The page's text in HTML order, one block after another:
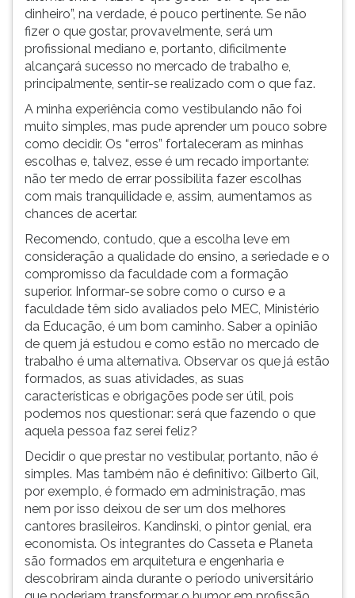
dinheiro”, na verdade, é pouco pertinente. Se não
fizer o que gostar, provavelmente, será um
profissional mediano e, portanto, dificilmente
alcançará sucesso no mercado de trabalho e,
principalmente, sentir-se realizado com o que faz.
A minha experiência como vestibulando não foi
muito simples, mas pude aprender um pouco sobre
como decidir. Os “erros” fortaleceram as minhas
escolhas e, talvez, esse é um recado importante:
não ter medo de errar possibilita fazer escolhas
com mais tranquilidade e, assim, aumentamos as
chances de acertar.
Recomendo, contudo, que a escolha leve em
consideração a qualidade do ensino, a seriedade e o
compromisso da faculdade com a formação
superior. Informar-se sobre como o curso e a
faculdade têm sido avaliados pelo MEC, Ministério
da Educação, é um bom caminho. Saber a opinião
de quem já estudou e como estão no mercado de
trabalho é uma alternativa. Observar os que já estão
formados, as suas atividades, as suas
características e obrigações pode ser útil, pois
podemos nos questionar: será que fazendo o que
aquela pessoa faz serei feliz?
Decidir o que prestar no vestibular, portanto, não é
simples. Mas também não é definitivo: Gilberto Gil,
por exemplo, é formado em administração, mas
nem por isso deixou de ser um dos melhores
cantores brasileiros. Kandinski, o pintor genial, era
economista. Os integrantes do Casseta e Planeta
são formados em arquitetura e engenharia e
descobriram ainda durante o período universitário